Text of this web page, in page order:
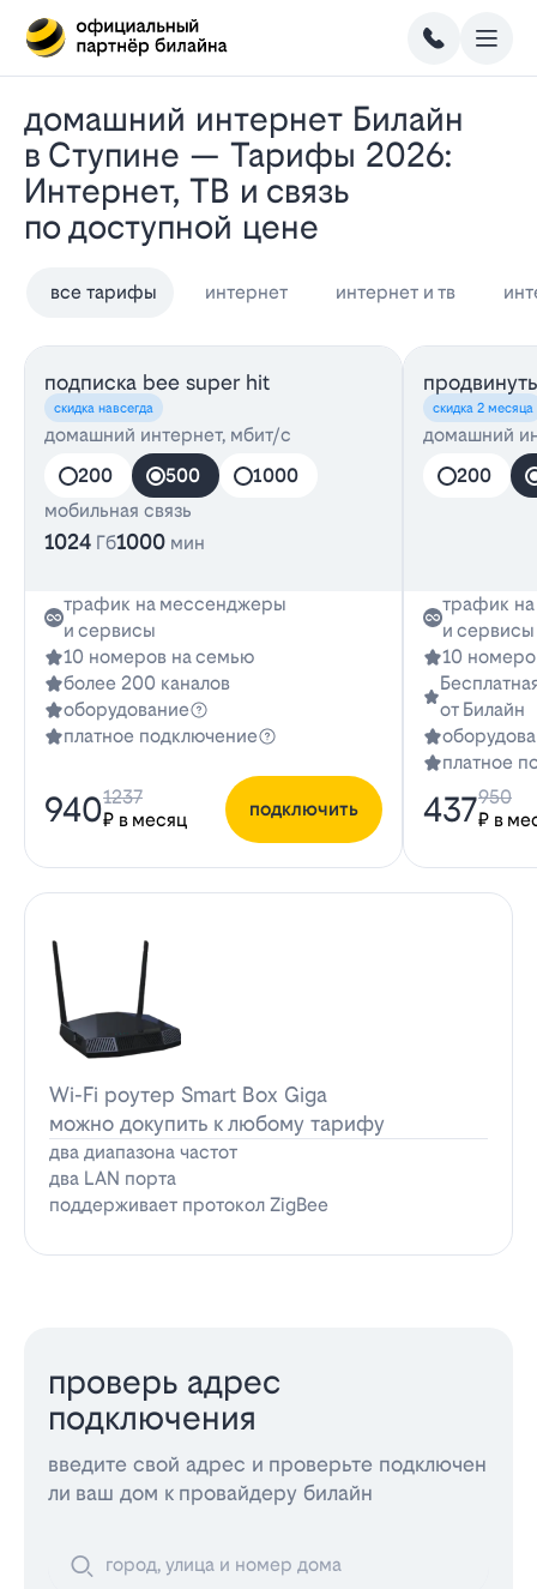
Домашний интернет Билайн
в Ступине — Тарифы 2026:
Интернет, ТВ и связь
по доступной цене
все тарифы интернет интернет и тв
подписка bee super hit
скидка навсегда
домашний интернет, мбит/с
200
500
1000
мобильная связь
1024 Гб1000 мин
трафик на мессенджеры
и сервисы
10 номеров на семью
более 200 каналов
оборудование
платное подключение
940₽ в месяц
1237
подключить
скидка 2 месяца
домашний
200
трафик
и сервисы
10
от Билайн
платное
437₽ в
950
Wi-Fi роутер Smart Box Giga
можно докупить к любому тарифу
два диапазона частот
два LAN порта
поддерживает протокол ZigBee
проверь адрес
подключения
введите свой адрес и проверьте подключен
ли ваш дом к провайдеру билайн